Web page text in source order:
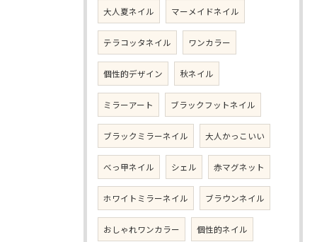
大人夏ネイル マーメイドネイル
テラコッタネイル ワンカラー
個性的デザイン 秋ネイル
ミラーアート ブラックフットネイル
ブラックミラーネイル 大人かっこいい
べっ甲ネイル シェル 赤マグネット
ホワイトミラーネイル ブラウンネイル
おしゃれワンカラー 個性的ネイル